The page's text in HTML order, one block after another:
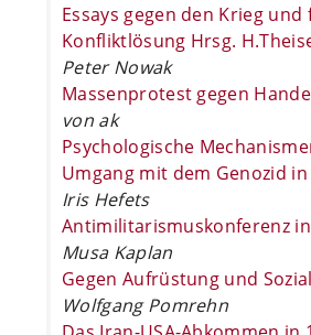
Essays gegen den Krieg und
Konfliktlösung Hrsg.
Peter Nowak
Massenprotest gegen
von ak
Psychologische
Umgang mit dem Genozid in
Iris Hefets
Antimilitarismuskonferenz in
Musa Kaplan
Gegen Aufrüstung und
Wolfgang Pomrehn